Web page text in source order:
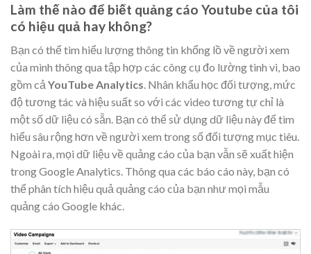
Làm thế nào để biết quảng cáo Youtube của tôi
có hiệu quả hay không?
Bạn có thể tìm hiểu lượng thông tin khổng lồ về người xem
của mình thông qua tập hợp các công cụ đo lường tinh vi, bao
gồm cả YouTube Analytics. Nhân khẩu học đối tượng, mức
độ tương tác và hiệu suất so với các video tương tự chỉ là
một số dữ liệu có sẵn. Bạn có thể sử dụng dữ liệu này để tìm
hiểu sâu rộng hơn về người xem trong số đối tượng mục tiêu.
Ngoài ra, mọi dữ liệu về quảng cáo của bạn vẫn sẽ xuất hiện
trong Google Analytics. Thông qua các báo cáo này, bạn có
thể phân tích hiệu quả quảng cáo của bạn như mọi mẫu
quảng cáo Google khác.